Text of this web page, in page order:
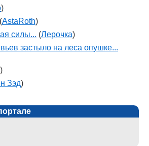
)
(AstaRoth)
силы... (Лерочка)
застыло на леса опушке...
)
Зэд)